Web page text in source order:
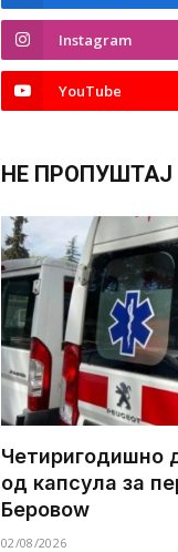
Instagram
YouTube
НЕ ПРОПУШТАЈ
Четиригодишно
од капсула за
Беровоw
02/08/2026